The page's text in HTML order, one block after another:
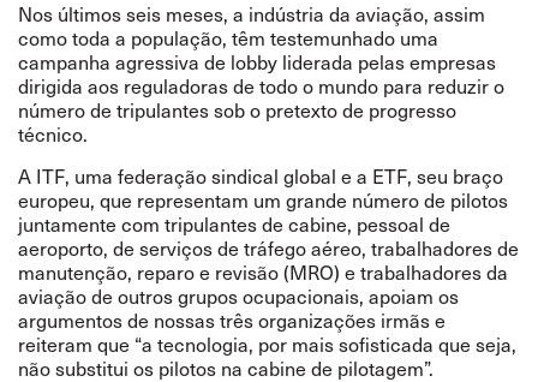
Nos últimos seis meses, a indústria da aviação, assim
como toda a população, têm testemunhado uma
campanha agressiva de lobby liderada pelas empresas
dirigida aos reguladoras de todo o mundo para reduzir o
número de tripulantes sob o pretexto de progresso
técnico.
A ITF, uma federação sindical global e a ETF, seu braço
europeu, que representam um grande número de pilotos
juntamente com tripulantes de cabine, pessoal de
aeroporto, de serviços de tráfego aéreo, trabalhadores de
manutenção, reparo e revisão (MRO) e trabalhadores da
aviação de outros grupos ocupacionais, apoiam os
argumentos de nossas três organizações irmãs e
reiteram que “a tecnologia, por mais sofisticada que seja,
não substitui os pilotos na cabine de pilotagem”.